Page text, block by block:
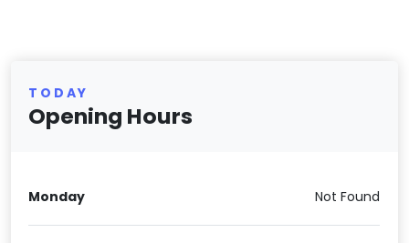
TODAY
Opening Hours
Monday Not Found